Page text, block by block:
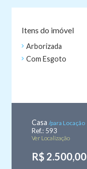
Itens do imóvel
Arborizada
Com Esgoto
Casa /para Locação
Ref.: 593
Ver Localização
R$ 2.500,00